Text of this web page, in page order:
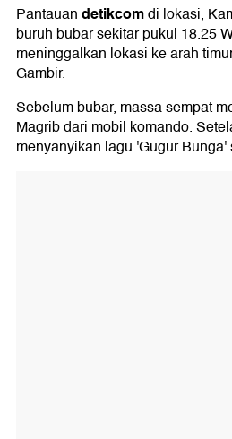
Pantauandetikcomdi lokasi,
buruh bubar sekitar pukul 18.25
meninggalkan lokasi ke arah
Gambir.
Sebelum bubar, massa sempat
Magrib dari mobil komando.
menyanyikan lagu 'Gugur